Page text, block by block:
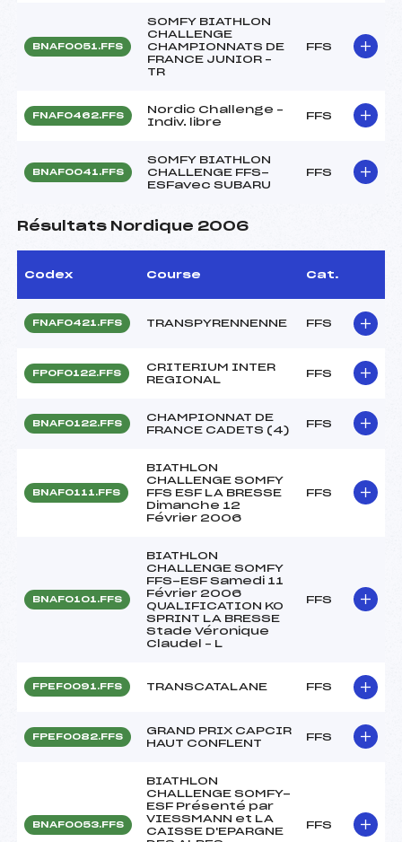
BNAF0051.FFS
SOMFY BIATHLON
CHALLENGE
CHAMPIONNATS DE
FRANCE JUNIOR –
TR
FFS
FNAF0462.FFS
Nordic Challenge –
Indiv. libre
FFS
BNAF0041.FFS
SOMFY BIATHLON
CHALLENGE FFS-
ESFavec SUBARU
FFS
Résultats Nordique 2006
Codex Course Cat.
FNAF0421.FFS TRANSPYRENNENNE FFS
FPOF0122.FFS
CRITERIUM INTER
REGIONAL
FFS
BNAF0122.FFS
CHAMPIONNAT DE
FRANCE CADETS (4)
FFS
BNAF0111.FFS
BIATHLON
CHALLENGE SOMFY
FFS ESF LA BRESSE
Dimanche 12
Février 2006
FFS
BNAF0101.FFS
BIATHLON
CHALLENGE SOMFY
FFS-ESF Samedi 11
Février 2006
QUALIFICATION KO
SPRINT LA BRESSE
Stade Véronique
Claudel – L
FFS
FPEF0091.FFS TRANSCATALANE FFS
FPEF0082.FFS
GRAND PRIX CAPCIR
HAUT CONFLENT
FFS
BNAF0053.FFS
BIATHLON
CHALLENGE SOMFY-
ESF Présenté par
VIESSMANN et LA
CAISSE D'EPARGNE
FFS